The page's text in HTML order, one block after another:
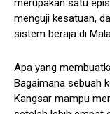
merupakan satu
menguji kesatuan,
sistem beraja di
Apa yang
Bagaimana sebuah
Kangsar mampu